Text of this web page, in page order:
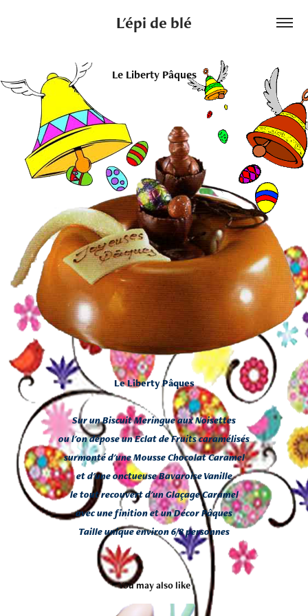
L'épi de blé
Le Liberty Pâques
Le Liberty Pâques
Sur un Biscuit Meringue aux Noisettes
ou l'on dépose un Eclat de Fruits caramélisés
surmonté d'une Mousse Chocolat Caramel
et d'une onctueuse Bavaroise Vanille
le tout recouvert d'un Glaçage Caramel
avec une finition et un Décor Pâques
Taille unique environ 6/8 personnes
You may also like